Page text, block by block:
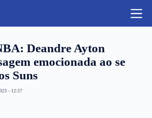
Deandre Ayton
emocionada ao se
Suns
- 12:57